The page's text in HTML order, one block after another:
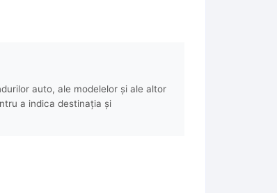
auto, ale modelelor și ale altor
a indica destinația și